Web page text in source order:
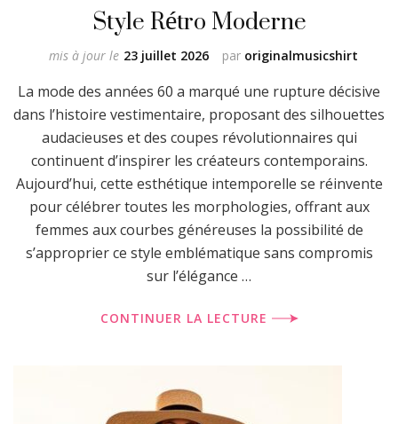
Style Rétro Moderne
par originalmusicshirt
mis à jour le 23 juillet 2026
La mode des années 60 a marqué une rupture décisive
dans l’histoire vestimentaire, proposant des silhouettes
audacieuses et des coupes révolutionnaires qui
continuent d’inspirer les créateurs contemporains.
Aujourd’hui, cette esthétique intemporelle se réinvente
pour célébrer toutes les morphologies, offrant aux
femmes aux courbes généreuses la possibilité de
s’approprier ce style emblématique sans compromis
sur l’élégance …
CONTINUER LA LECTURE